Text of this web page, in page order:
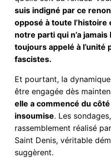
suis indigné par ce
opposé à toute l’histoire
notre parti qui n’a
toujours appelé à l’unité
fascistes.
Et pourtant, la
être engagée dès
elle a commencé du
insoumise. Les
rassemblement réalisé
Saint Denis, véritable
suggèrent.